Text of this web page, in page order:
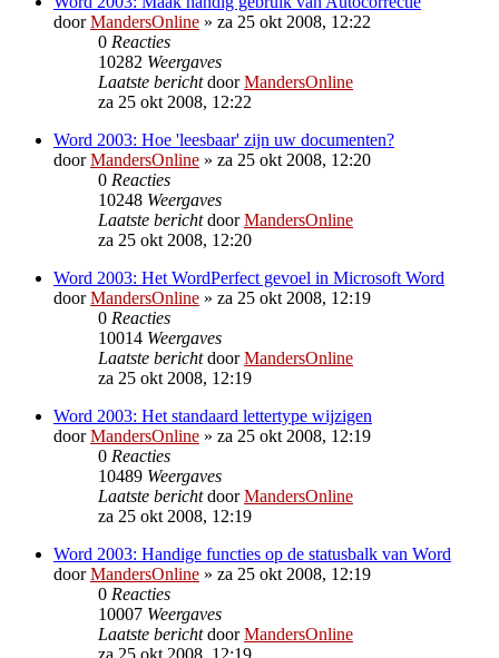
doorMandersOnline » za 25 okt 2008, 12:22
0 Reacties
10282 Weergaves
Laatste berichtdoorMandersOnline
za 25 okt 2008, 12:22
Word 2003: Hoe 'leesbaar' zijn uw documenten?
doorMandersOnline » za 25 okt 2008, 12:20
0 Reacties
10248 Weergaves
Laatste berichtdoorMandersOnline
za 25 okt 2008, 12:20
Word 2003: Het WordPerfect gevoel in Microsoft Word
doorMandersOnline » za 25 okt 2008, 12:19
0 Reacties
10014 Weergaves
Laatste berichtdoorMandersOnline
za 25 okt 2008, 12:19
Word 2003: Het standaard lettertype wijzigen
doorMandersOnline » za 25 okt 2008, 12:19
0 Reacties
10489 Weergaves
Laatste berichtdoorMandersOnline
za 25 okt 2008, 12:19
Word 2003: Handige functies op de statusbalk van Word
doorMandersOnline » za 25 okt 2008, 12:19
0 Reacties
10007 Weergaves
Laatste berichtdoorMandersOnline
za 25 okt 2008, 12:19